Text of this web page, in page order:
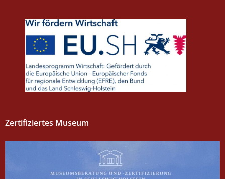
Zertifiziertes Museum